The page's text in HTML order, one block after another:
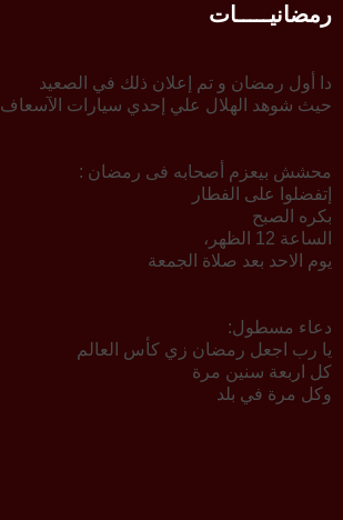
رمضانيـــــات
دا أول رمضان و تم إعلان ذلك في الصعيد
حيث شوهد الهلال علي إحدي سيارات الآسعاف
محشش بيعزم أصحابه فى رمضان :
إتفضلوا على الفطار
بكره الصبح
الساعة 12 الظهر،
يوم الاحد بعد صلاة الجمعة
دعاء مسطول:
يا رب اجعل رمضان زي كأس العالم
كل اربعة سنين مرة
وكل مرة في بلد